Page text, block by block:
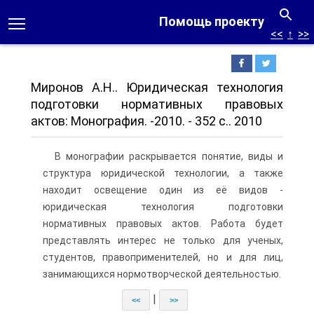
Помощь проекту
<< ↑ >>
Миронов А.Н.. Юридическая технология
подготовки нормативных правовых
актов: Монография. -2010. - 352 с.. 2010
В монографии раскрывается понятие, виды и
структура юридической технологии, а также
находит освещение один из её видов -
юридическая технология подготовки
нормативных правовых актов. Работа будет
представлять интерес не только для ученых,
студентов, правоприменителей, но и для лиц,
занимающихся нормотворческой деятельностью.
<< >>